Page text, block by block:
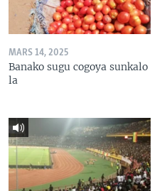
MARS 14, 2025
Banako sugu cogoya sunkalo
la